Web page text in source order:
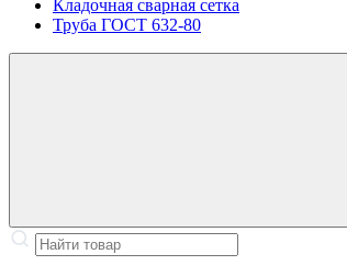
Кладочная сварная сетка
Труба ГОСТ 632-80